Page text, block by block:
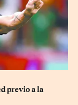
previo a la